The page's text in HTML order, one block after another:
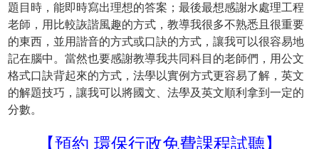
題目時，能即時寫出理想的答案；最後最想感謝水處理工程
老師，用比較詼諧風趣的方式，教導我很多不熟悉且很重要
的東西，並用諧音的方式或口訣的方式，讓我可以很容易地
記在腦中。當然也要感謝教導我共同科目的老師們，用公文
格式口訣背起來的方式，法學以實例方式更容易了解，英文
的解題技巧，讓我可以將國文、法學及英文順利拿到一定的
分數。
【預約 環保行政免費課程試聽】